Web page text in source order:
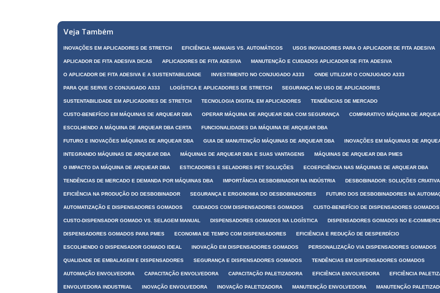
Veja Também
INOVAÇÕES EM APLICADORES DE STRETCH EFICIÊNCIA: MANUAIS VS. AUTOMÁTICOS USOS INOVADORES PARA O APLICADOR DE FITA ADESIVA
APLICADOR DE FITA ADESIVA DICAS APLICADORES DE FITA ADESIVA MANUTENÇÃO E CUIDADOS APLICADOR DE FITA ADESIVA
O APLICADOR DE FITA ADESIVA E A SUSTENTABILIDADE INVESTIMENTO NO CONJUGADO A333 ONDE UTILIZAR O CONJUGADO A333
PARA QUE SERVE O CONJUGADO A333 LOGÍSTICA E APLICADORES DE STRETCH SEGURANÇA NO USO DE APLICADORES
SUSTENTABILIDADE EM APLICADORES DE STRETCH TECNOLOGIA DIGITAL EM APLICADORES TENDÊNCIAS DE MERCADO
CUSTO-BENEFÍCIO EM MÁQUINAS DE ARQUEAR DBA OPERAR MÁQUINA DE ARQUEAR DBA COM SEGURANÇA COMPARATIVO MÁQUINA DE
ESCOLHENDO A MÁQUINA DE ARQUEAR DBA CERTA FUNCIONALIDADES DA MÁQUINA DE ARQUEAR DBA
FUTURO E INOVAÇÕES MÁQUINAS DE ARQUEAR DBA GUIA DE MANUTENÇÃO MÁQUINAS DE ARQUEAR DBA INOVAÇÕES EM MÁQUINAS DE
INTEGRANDO MÁQUINAS DE ARQUEAR DBA MÁQUINAS DE ARQUEAR DBA E SUAS VANTAGENS MÁQUINAS DE ARQUEAR DBA PMES
O IMPACTO DA MÁQUINA DE ARQUEAR DBA ESTICADORES E SELADORES PET SOLUÇÕES ECOEFICIÊNCIA NAS MÁQUINAS DE ARQUEAR DBA
TENDÊNCIAS DE MERCADO E DEMANDA POR MÁQUINAS DBA IMPORTÂNCIA DESBOBINADOR NA INDÚSTRIA DESBOBINADOR: SOLUÇÕES
EFICIÊNCIA NA PRODUÇÃO DO DESBOBINADOR SEGURANÇA E ERGONOMIA DO DESBOBINADORES FUTURO DOS DESBOBINADORES NA
AUTOMATIZAÇÃO E DISPENSADORES GOMADOS CUIDADOS COM DISPENSADORES GOMADOS CUSTO-BENEFÍCIO DE DISPENSADORES GOMADOS
CUSTO-DISPENSADOR GOMADO VS. SELAGEM MANUAL DISPENSADORES GOMADOS NA LOGÍSTICA DISPENSADORES GOMADOS NO E-
DISPENSADORES GOMADOS PARA PMES ECONOMIA DE TEMPO COM DISPENSADORES EFICIÊNCIA E REDUÇÃO DE DESPERDÍCIO
ESCOLHENDO O DISPENSADOR GOMADO IDEAL INOVAÇÃO EM DISPENSADORES GOMADOS PERSONALIZAÇÃO VIA DISPENSADORES GOMADOS
QUALIDADE DE EMBALAGEM E DISPENSADORES SEGURANÇA E DISPENSADORES GOMADOS TENDÊNCIAS EM DISPENSADORES GOMADOS
AUTOMAÇÃO ENVOLVEDORA CAPACITAÇÃO ENVOLVEDORA CAPACITAÇÃO PALETIZADORA EFICIÊNCIA ENVOLVEDORA EFICIÊNCIA
ENVOLVEDORA INDUSTRIAL INOVAÇÃO ENVOLVEDORA INOVAÇÃO PALETIZADORA MANUTENÇÃO ENVOLVEDORA MANUTENÇÃO